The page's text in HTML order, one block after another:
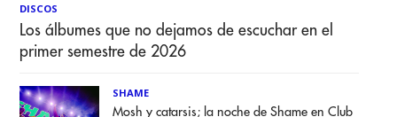
DISCOS
Los álbumes que no dejamos de escuchar en el
primer semestre de 2026
SHAME
Mosh y catarsis; la noche de Shame en Club